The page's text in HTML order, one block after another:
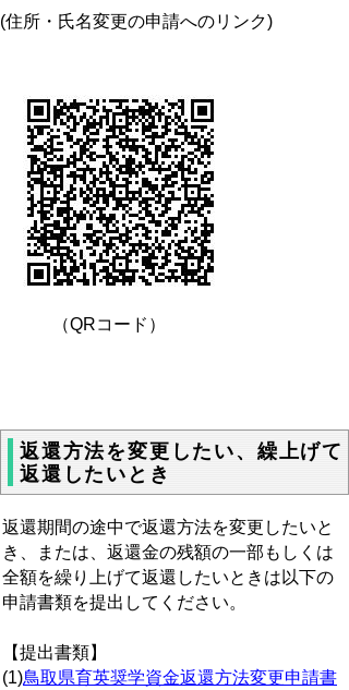
(住所・氏名変更の申請へのリンク)
（QRコード）
返還方法を変更したい、繰上げて
返還したいとき
返還期間の途中で返還方法を変更したいと
き、または、返還金の残額の一部もしくは
全額を繰り上げて返還したいときは以下の
申請書類を提出してください。
【提出書類】
(1)鳥取県育英奨学資金返還方法変更申請書